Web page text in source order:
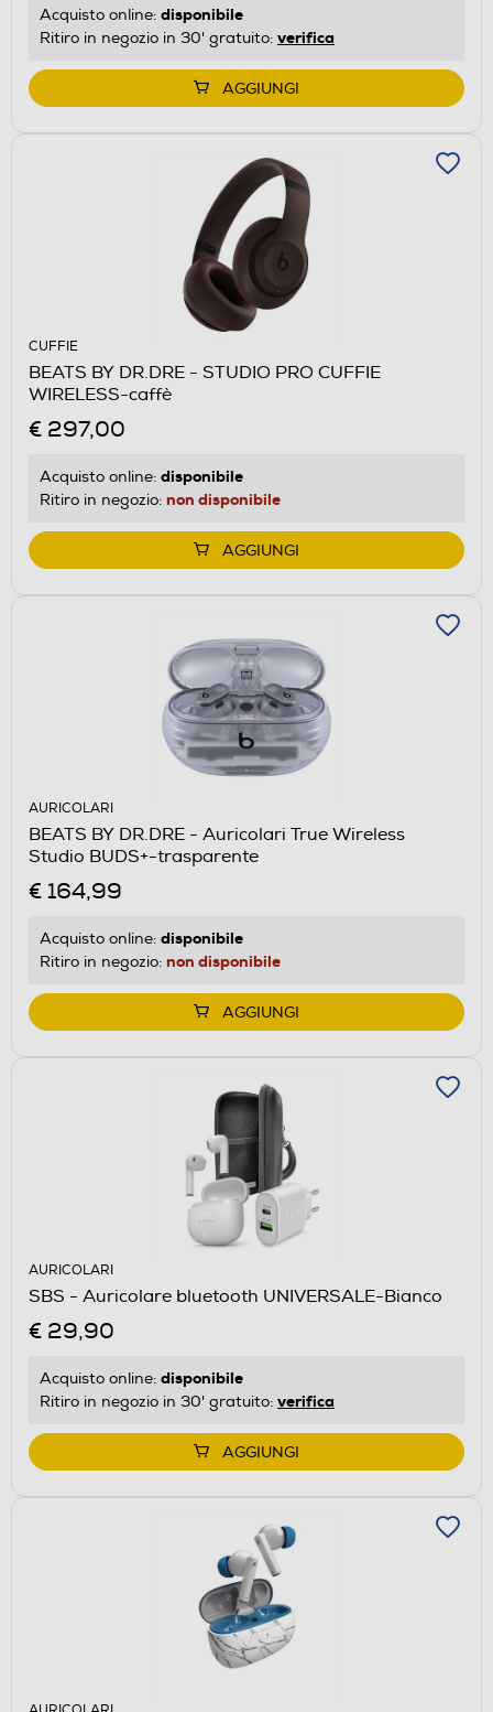
Acquisto online: disponibile
Ritiro in negozio in 30' gratuito: verifica
AGGIUNGI
CUFFIE
BEATS BY DR.DRE - STUDIO PRO CUFFIE
WIRELESS-caffè
€ 297,00
Acquisto online: disponibile
Ritiro in negozio: non disponibile
AGGIUNGI
AURICOLARI
BEATS BY DR.DRE - Auricolari True Wireless
Studio BUDS+-trasparente
€ 164,99
Acquisto online: disponibile
Ritiro in negozio: non disponibile
AGGIUNGI
AURICOLARI
SBS - Auricolare bluetooth UNIVERSALE-Bianco
€ 29,90
Acquisto online: disponibile
Ritiro in negozio in 30' gratuito: verifica
AGGIUNGI